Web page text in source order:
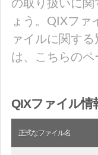
の取り扱いに
ょう。QIXファ
ァイルに関す
は、こちらのペ
QIXファイル情
正式なファイル名